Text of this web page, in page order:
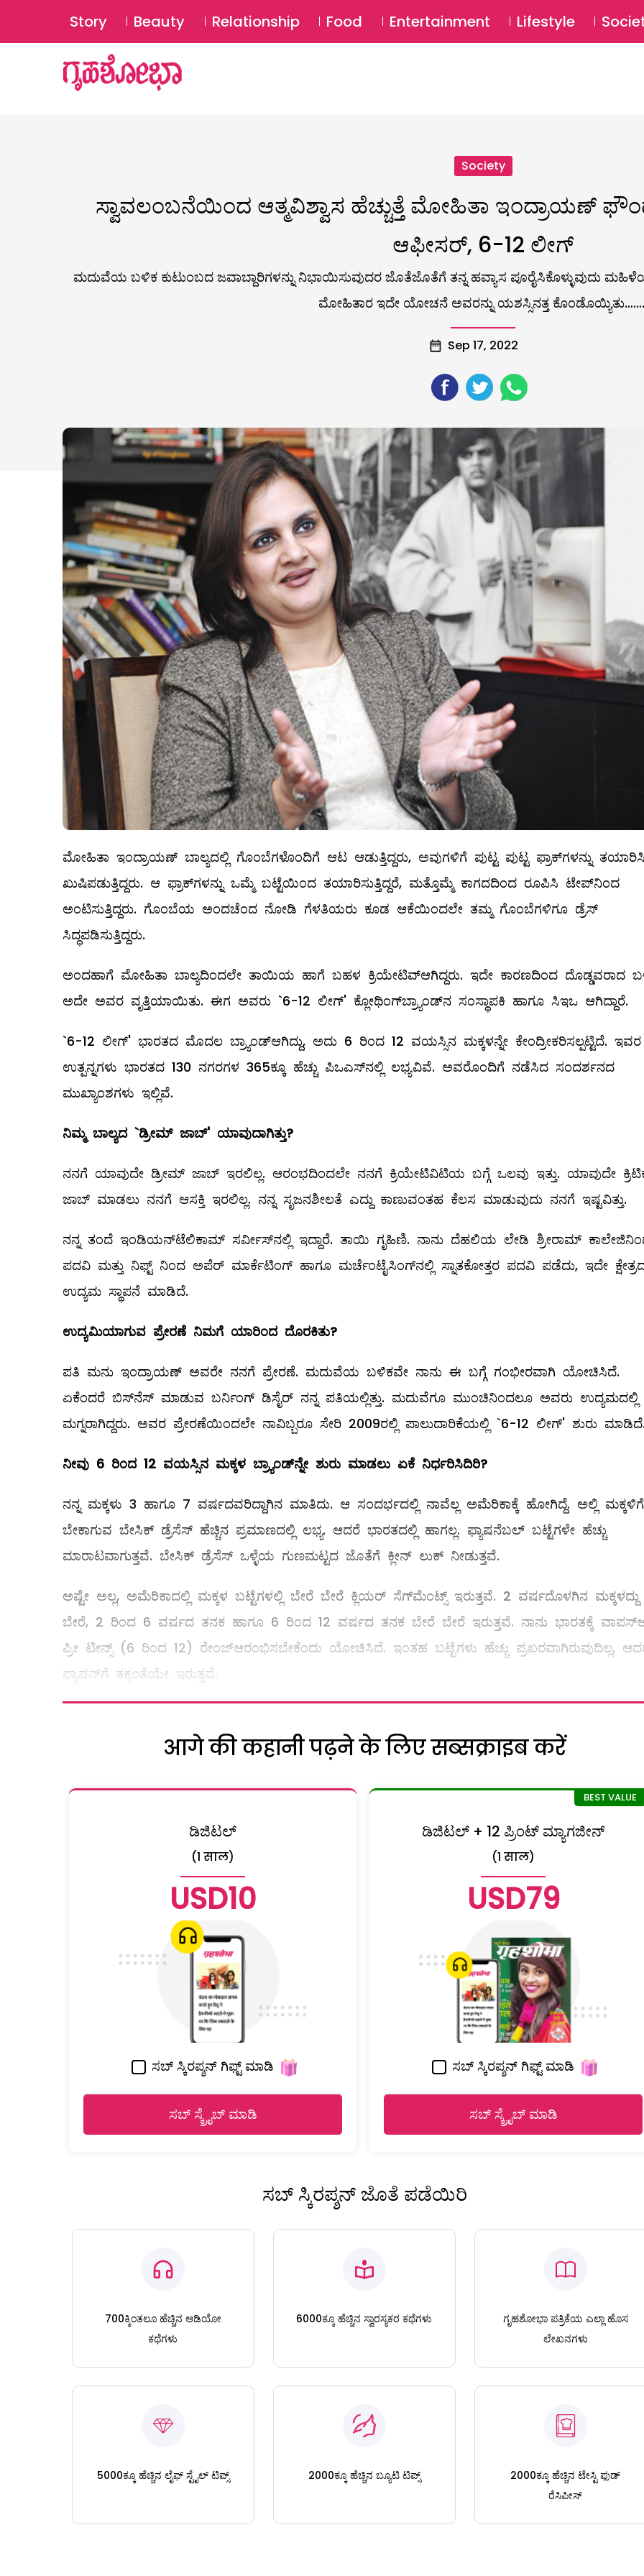
Story Beauty Relationship Food Entertainment Lifestyle
Society
ಸ್ವಾವಲಂಬನೆಯಿಂದ ಆತ್ಮವಿಶ್ವಾಸ ಹೆಚ್ಚುತ್ತೆ ಮೋಹಿತಾ ಇಂದ್ರಾಯಣ್
ಆಫೀಸರ್, 6-12 ಲೀಗ್
ಮದುವೆಯ ಬಳಿಕ ಕುಟುಂಬದ ಜವಾಬ್ದಾರಿಗಳನ್ನು ನಿಭಾಯಿಸುವುದರ ಜೊತೆಜೊತೆಗೆ ತನ್ನ ಹವ್ಯಾಸ ಪೂರೈಸಿಕೊಳ್ಳುವುದು
ಮೋಹಿತಾರ ಇದೇ ಯೋಚನೆ ಅವರನ್ನು ಯಶಸ್ಸಿನತ್ತ
Sep 17, 2022
ಮೋಹಿತಾ ಇಂದ್ರಾಯಣ್‌ ಬಾಲ್ಯದಲ್ಲಿ ಗೊಂಬೆಗಳೊಂದಿಗೆ ಆಟ ಆಡುತ್ತಿದ್ದರು, ಅವುಗಳಿಗೆ ಪುಟ್ಟ ಪುಟ್ಟ ಫ್ರಾಕ್‌ಗಳನ್ನು
ಖುಷಿಪಡುತ್ತಿದ್ದರು. ಆ ಫ್ರಾಕ್‌ಗಳನ್ನು ಒಮ್ಮೆ ಬಟ್ಟೆಯಿಂದ ತಯಾರಿಸುತ್ತಿದ್ದರೆ, ಮತ್ತೊಮ್ಮೆ ಕಾಗದದಿಂದ ರೂಪಿಸಿ ಟೇಪ್‌ನಿಂದ
ಅಂಟಿಸುತ್ತಿದ್ದರು. ಗೊಂಬೆಯ ಅಂದಚೆಂದ ನೋಡಿ ಗೆಳತಿಯರು ಕೂಡ ಆಕೆಯಿಂದಲೇ ತಮ್ಮ ಗೊಂಬೆಗಳಿಗೂ ಡ್ರೆಸ್
ಸಿದ್ಧಪಡಿಸುತ್ತಿದ್ದರು.
ಅಂದಹಾಗೆ ಮೋಹಿತಾ ಬಾಲ್ಯದಿಂದಲೇ ತಾಯಿಯ ಹಾಗೆ ಬಹಳ ಕ್ರಿಯೇಟಿವ್‌ಆಗಿದ್ದರು. ಇದೇ ಕಾರಣದಿಂದ ದೊಡ್ಡವರಾದ
ಅದೇ ಅವರ ವೃತ್ತಿಯಾಯಿತು. ಈಗ ಅವರು `6-12 ಲೀಗ್' ಕ್ಲೋಥಿಂಗ್‌ಬ್ರ್ಯಾಂಡ್‌ನ ಸಂಸ್ಥಾಪಕಿ ಹಾಗೂ ಸಿಇಒ ಆಗಿದ್ದಾರೆ.
`6-12 ಲೀಗ್' ಭಾರತದ ಮೊದಲ ಬ್ರ್ಯಾಂಡ್‌ಆಗಿದ್ದು, ಅದು 6 ರಿಂದ 12 ವಯಸ್ಸಿನ ಮಕ್ಕಳನ್ನೇ ಕೇಂದ್ರೀಕರಿಸಲ್ಪಟ್ಟಿದೆ. ಇವರ
ಉತ್ಪನ್ನಗಳು ಭಾರತದ 130 ನಗರಗಳ 365ಕ್ಕೂ ಹೆಚ್ಚು ಪಿಒಎಸ್‌ನಲ್ಲಿ ಲಭ್ಯವಿವೆ. ಅವರೊಂದಿಗೆ ನಡೆಸಿದ ಸಂದರ್ಶನದ
ಮುಖ್ಯಾಂಶಗಳು ಇಲ್ಲಿವೆ.
ನಿಮ್ಮ ಬಾಲ್ಯದ`ಡ್ರೀಮ್ ಜಾಬ್‌' ಯಾವುದಾಗಿತ್ತು?
ನನಗೆ ಯಾವುದೇ ಡ್ರೀಮ್ ಜಾಬ್‌ ಇರಲಿಲ್ಲ. ಆರಂಭದಿಂದಲೇ ನನಗೆ ಕ್ರಿಯೇಟಿವಿಟಿಯ ಬಗ್ಗೆ ಒಲವು ಇತ್ತು. ಯಾವುದೇ
ಜಾಬ್‌ ಮಾಡಲು ನನಗೆ ಆಸಕ್ತಿ ಇರಲಿಲ್ಲ. ನನ್ನ ಸೃಜನಶೀಲತೆ ಎದ್ದು ಕಾಣುವಂತಹ ಕೆಲಸ ಮಾಡುವುದು ನನಗೆ ಇಷ್ಟವಿತ್ತು.
ನನ್ನ ತಂದೆ ಇಂಡಿಯನ್‌ಟೆಲಿಕಾಮ್ ಸರ್ವೀಸ್‌ನಲ್ಲಿ ಇದ್ದಾರೆ. ತಾಯಿ ಗೃಹಿಣಿ. ನಾನು ದೆಹಲಿಯ ಲೇಡಿ ಶ್ರೀರಾಮ್
ಪದವಿ ಮತ್ತು ನಿಫ್ಟ್ ನಿಂದ ಅಪೆರ್‌ ಮಾರ್ಕೆಟಿಂಗ್‌ ಹಾಗೂ ಮರ್ಚೆಂಟೈಸಿಂಗ್‌ನಲ್ಲಿ ಸ್ನಾತಕೋತ್ತರ ಪದವಿ ಪಡೆದು, ಇದೇ
ಉದ್ಯಮ ಸ್ಥಾಪನೆ ಮಾಡಿದೆ.
ಉದ್ಯಮಿಯಾಗುವ ಪ್ರೇರಣೆ ನಿಮಗೆ ಯಾರಿಂದ ದೊರಕಿತು?
ಪತಿ ಮನು ಇಂದ್ರಾಯಣ್‌ ಅವರೇ ನನಗೆ ಪ್ರೇರಣೆ. ಮದುವೆಯ ಬಳಿಕವೇ ನಾನು ಈ ಬಗ್ಗೆ ಗಂಭೀರವಾಗಿ ಯೋಚಿಸಿದೆ.
ಏಕೆಂದರೆ ಬಿಸ್‌ನೆಸ್‌ ಮಾಡುವ ಬರ್ನಿಂಗ್‌ ಡಿಸೈರ್‌ ನನ್ನ ಪತಿಯಲ್ಲಿತ್ತು. ಮದುವೆಗೂ ಮುಂಚಿನಿಂದಲೂ ಅವರು ಉದ್ಯಮದಲ್ಲಿ
ಮಗ್ನರಾಗಿದ್ದರು. ಅವರ ಪ್ರೇರಣೆಯಿಂದಲೇ ನಾವಿಬ್ಬರೂ ಸೇರಿ 2009ರಲ್ಲಿ ಪಾಲುದಾರಿಕೆಯಲ್ಲಿ `6-12 ಲೀಗ್‌' ಶುರು
ನೀವು 6 ರಿಂದ12 ವಯಸ್ಸಿನ ಮಕ್ಕಳ ಬ್ರ್ಯಾಂಡ್ನ್ನೇ ಶುರು ಮಾಡಲು ಏಕೆ ನಿರ್ಧರಿಸಿದಿರಿ?
ನನ್ನ ಮಕ್ಕಳು 3 ಹಾಗೂ 7 ವರ್ಷದವರಿದ್ದಾಗಿನ ಮಾತಿದು. ಆ ಸಂದರ್ಭದಲ್ಲಿ ನಾವೆಲ್ಲ ಅಮೆರಿಕಾಕ್ಕೆ ಹೋಗಿದ್ದೆ. ಅಲ್ಲಿ ಮಕ್ಕಳಿಗೆ
ಬೇಕಾಗುವ ಬೇಸಿಕ್‌ ಡ್ರೆಸೆಸ್‌ ಹೆಚ್ಚಿನ ಪ್ರಮಾಣದಲ್ಲಿ ಲಭ್ಯ. ಆದರೆ ಭಾರತದಲ್ಲಿ ಹಾಗಲ್ಲ. ಫ್ಯಾಷನೆಬಲ್ ಬಟ್ಟೆಗಳೇ ಹೆಚ್ಚು
ಮಾರಾಟವಾಗುತ್ತವೆ. ಬೇಸಿಕ್‌ ಡ್ರೆಸೆಸ್‌ ಒಳ್ಳೆಯ ಗುಣಮಟ್ಟದ ಜೊತೆಗೆ ಕ್ಲೀನ್‌ ಲುಕ್‌ ನೀಡುತ್ತವೆ.
ಅಷ್ಟೇ ಅಲ್ಲ, ಅಮೆರಿಕಾದಲ್ಲಿ ಮಕ್ಕಳ ಬಟ್ಟೆಗಳಲ್ಲಿ ಬೇರೆ ಬೇರೆ ಕ್ಲಿಯರ್‌ ಸೆಗ್‌ಮೆಂಟ್ಸ್ ಇರುತ್ತವೆ. 2 ವರ್ಷದೊಳಗಿನ ಮಕ್ಕಳದ್ದು
ಬೇರೆ, 2 ರಿಂದ 6 ವರ್ಷದ ತನಕ ಹಾಗೂ 6 ರಿಂದ 12 ವರ್ಷದ ತನಕ ಬೇರೆ ಬೇರೆ ಇರುತ್ತವೆ. ನಾನು ಭಾರತಕ್ಕೆ
ಪ್ರೀ ಟೀನ್ಸ್ (6 ರಿಂದ 12) ರೇಂಜ್‌ಆರಂಭಿಸಬೇಕೆಂದು ಯೋಚಿಸಿದೆ. ಇಂತಹ ಬಟ್ಟೆಗಳು ಹೆಚ್ಚು ಪ್ರಖರವಾಗಿರುವುದಿಲ್ಲ,
ಫ್ಯಾಷನ್‌ಗೆ ತಕ್ಕಂತೆಯೇ ಇರುತ್ತವೆ.
आगे की कहानी पढ़ने के लिए सब्सक्राइब करें
ಡಿಜಿಟಲ್
(1 साल)
USD10
ಸಬ್ ಸ್ಕಿರಪ್ಶನ್ ಗಿಫ್ಟ್ ಮಾಡಿ
ಸಬ್ ಸ್ಕ್ರೈಬ್ ಮಾಡಿ
ಡಿಜಿಟಲ್ + 12 ಪ್ರಿಂಟ್ ಮ್ಯಾಗಜೀನ್
(1 साल)
USD79
ಸಬ್ ಸ್ಕಿರಪ್ಶನ್ ಗಿಫ್ಟ್ ಮಾಡಿ
ಸಬ್ ಸ್ಕ್ರೈಬ್ ಮಾಡಿ
ಸಬ್ ಸ್ಕಿರಪ್ಶನ್ ಜೊತೆ ಪಡೆಯಿರಿ
700ಕ್ಕಿಂತಲೂ ಹೆಚ್ಚಿನ ಆಡಿಯೋ
ಕಥೆಗಳು
6000ಕ್ಕೂ ಹೆಚ್ಚಿನ ಸ್ವಾರಸ್ಯಕರ ಕಥೆಗಳು
ಗೃಹಶೋಭಾ ಪತ್ರಿಕೆಯ ಎಲ್ಲಾ ಹೊಸ
ಲೇಖನಗಳು
5000ಕ್ಕೂ ಹೆಚ್ಚಿನ ಲೈಫ್ ಸ್ಟೈಲ್ ಟಿಪ್ಸ್ 2000ಕ್ಕೂ ಹೆಚ್ಚಿನ ಬ್ಯೂಟಿ ಟಿಪ್ಸ್
2000ಕ್ಕೂ ಹೆಚ್ಚಿನ ಟೇಸ್ಟಿ ಫುಡ್
ರೆಸಿಪೀಸ್